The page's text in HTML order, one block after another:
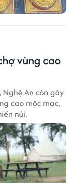
vùng cao
An còn gây
cao mộc mạc,
núi.